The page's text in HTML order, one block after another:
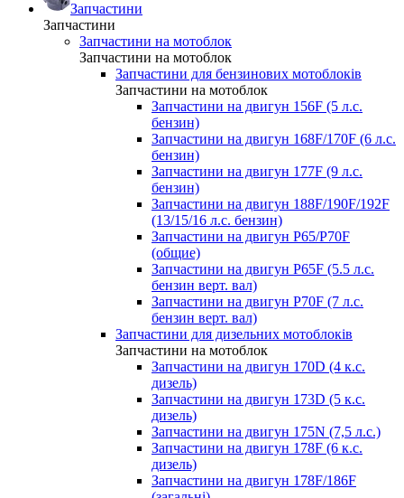
Запчастини
Запчастини
Запчастини на мотоблок
Запчастини на мотоблок
Запчастини для бензинових мотоблоків
Запчастини на мотоблок
Запчастини на двигун 156F (5 л.с.
бензин)
Запчастини на двигун 168F/170F (6 л.с.
бензин)
Запчастини на двигун 177F (9 л.с.
бензин)
Запчастини на двигун 188F/190F/192F
(13/15/16 л.с. бензин)
Запчастини на двигун P65/P70F
(общие)
Запчастини на двигун P65F (5.5 л.с.
бензин верт. вал)
Запчастини на двигун P70F (7 л.с.
бензин верт. вал)
Запчастини для дизельних мотоблоків
Запчастини на мотоблок
Запчастини на двигун 170D (4 к.с.
дизель)
Запчастини на двигун 173D (5 к.с.
дизель)
Запчастини на двигун 175N (7,5 л.с.)
Запчастини на двигун 178F (6 к.с.
дизель)
Запчастини на двигун 178F/186F